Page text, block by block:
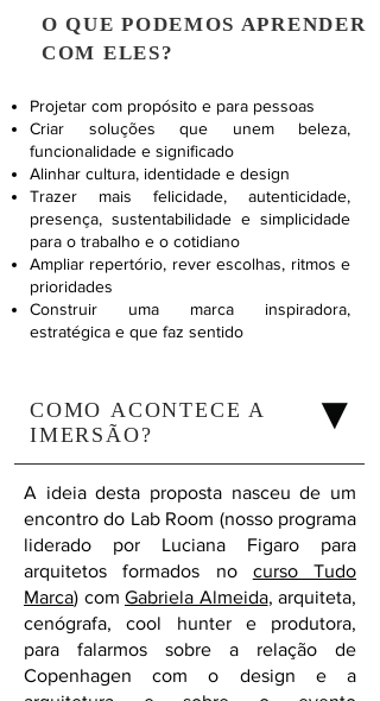
O QUE PODEMOS APRENDER
COM ELES?
Projetar com propósito e para pessoas
Criar soluções que unem beleza,
funcionalidade e significado
Alinhar cultura, identidade e design
Trazer mais felicidade, autenticidade,
presença, sustentabilidade e simplicidade
para o trabalho e o cotidiano
Ampliar repertório, rever escolhas, ritmos e
prioridades
Construir uma marca inspiradora,
estratégica e que faz sentido
COMO ACONTECE A
IMERSÃO?
A ideia desta proposta nasceu de um
encontro do Lab Room (nosso programa
liderado por Luciana Figaro para
arquitetos formados no curso Tudo
Marca) com Gabriela Almeida, arquiteta,
cenógrafa, cool hunter e produtora,
para falarmos sobre a relação de
Copenhagen com o design e a